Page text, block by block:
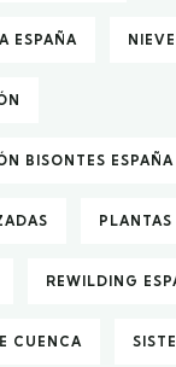
ESPAÑA
BISONTES ESPAÑA
REWILDING
CUENCA